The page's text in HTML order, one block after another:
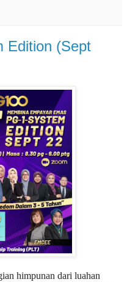
Edition (Sept
himpunan dari luahan